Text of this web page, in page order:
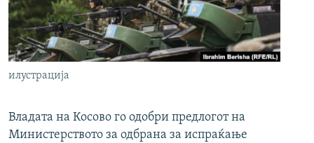
илустрација
Владата на Косово го одобри предлогот на
Министерството за одбрана за испраќање